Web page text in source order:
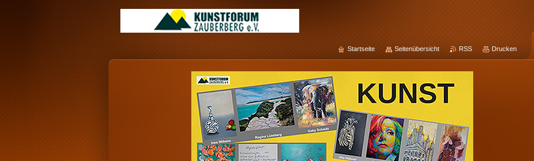
Startseite Seitenübersicht RSS Drucken